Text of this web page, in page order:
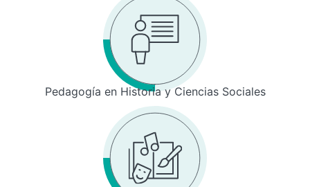
Pedagogía en Historia y Ciencias Sociales